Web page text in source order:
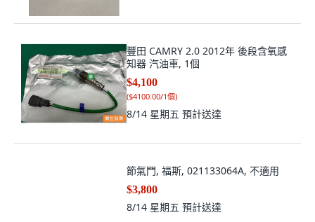
豐田 CAMRY 2.0 2012年 後段含氧感
知器 汽油車, 1個
$4,100
($4100.00/1個)
8/14 星期五 預計送達
節氣門, 福斯, 021133064A, 不適用
$3,800
8/14 星期五 預計送達